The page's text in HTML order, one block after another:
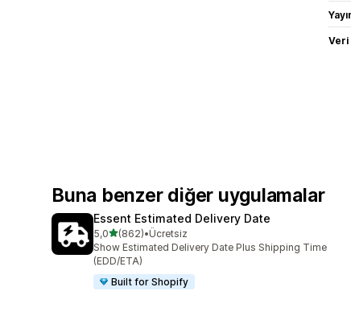
Veri
Buna benzer diğer uygulamalar
Essent Estimated Delivery Date
5,05 yıldız üzerinden
(862)
toplam 862 değerlendirme
•Ücretsiz
Show Estimated Delivery Date Plus Shipping Time
(EDD/ETA)
Built for Shopify